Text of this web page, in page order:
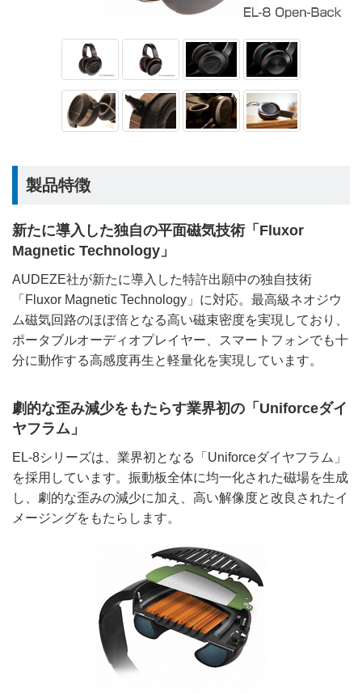
製品特徴
新たに導入した独自の平面磁気技術「Fluxor
Magnetic Technology」
AUDEZE社が新たに導入した特許出願中の独自技術
「Fluxor Magnetic Technology」に対応。最高級ネオジウ
ム磁気回路のほぼ倍となる高い磁束密度を実現しており、
ポータブルオーディオプレイヤー、スマートフォンでも十
分に動作する高感度再生と軽量化を実現しています。
劇的な歪み減少をもたらす業界初の「Uniforceダイ
ヤフラム」
EL-8シリーズは、業界初となる「Uniforceダイヤフラム」
を採用しています。振動板全体に均一化された磁場を生成
し、劇的な歪みの減少に加え、高い解像度と改良されたイ
メージングをもたらします。